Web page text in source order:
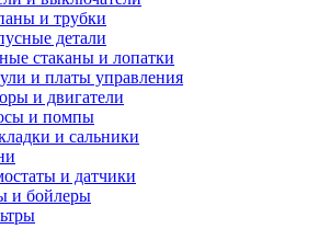
и трубки
детали
стаканы и лопатки
и платы управления
и двигатели
и помпы
и сальники
и датчики
и бойлеры